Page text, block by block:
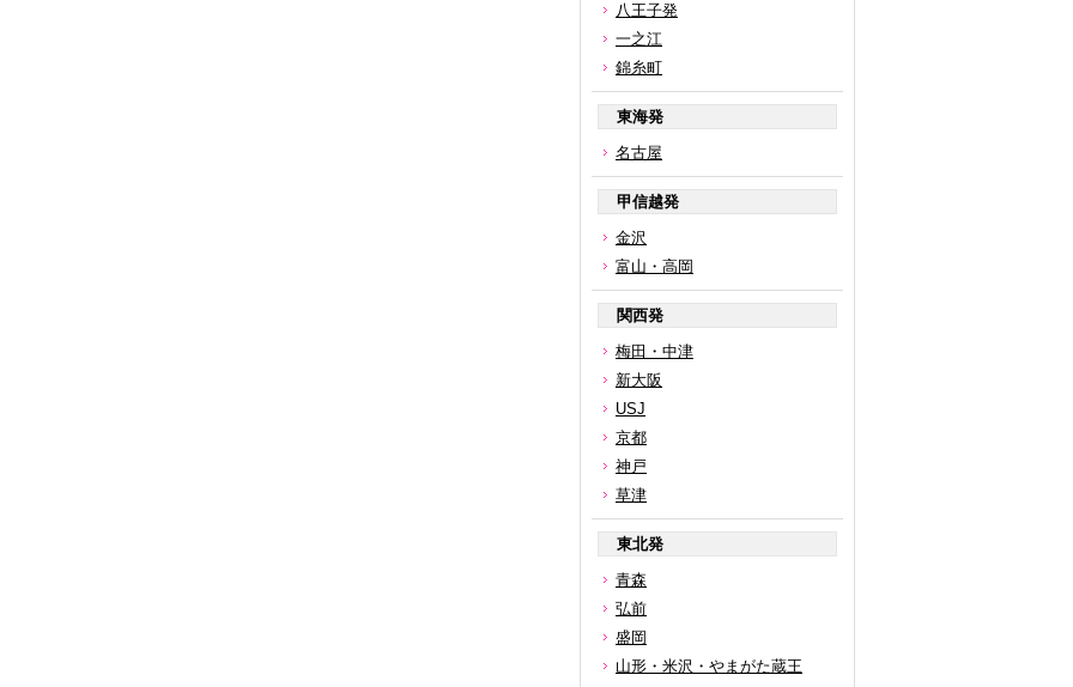
八王子発
一之江
錦糸町
東海発
名古屋
甲信越発
金沢
富山・高岡
関西発
梅田・中津
新大阪
USJ
京都
神戸
草津
東北発
青森
弘前
盛岡
山形・米沢・やまがた蔵王